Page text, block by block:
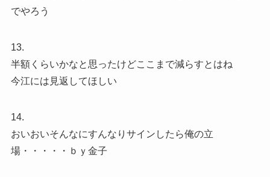
でやろう
13.
半額くらいかなと思ったけどここまで減らすとはね
今江には見返してほしい
14.
おいおいそんなにすんなりサインしたら俺の立
場・・・・・ｂｙ金子